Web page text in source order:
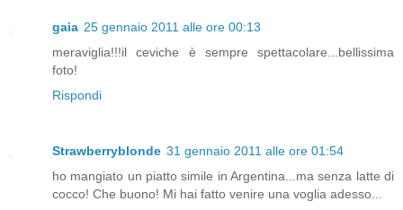
gaia 25 gennaio 2011 alle ore 00:13
meraviglia!!!il ceviche è sempre spettacolare...bellissima
foto!
Rispondi
Strawberryblonde 31 gennaio 2011 alle ore 01:54
ho mangiato un piatto simile in Argentina...ma senza latte di
cocco! Che buono! Mi hai fatto venire una voglia adesso...